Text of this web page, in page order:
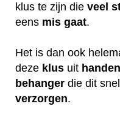
klus te zijn die veel
eens mis gaat.
Het is dan ook
deze klus uit handen
behanger die dit
verzorgen.